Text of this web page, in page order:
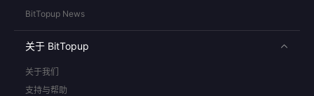
BitTopup News
关于 BitTopup
关于我们
支持与帮助